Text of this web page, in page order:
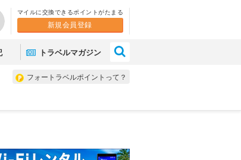
マイルに交換できるポイントがたまる
新規会員登録
トラベルマガジン
フォートラベルポイントって？